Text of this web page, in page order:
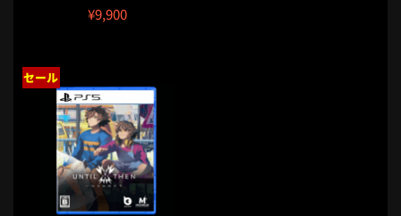
¥9,900
セール